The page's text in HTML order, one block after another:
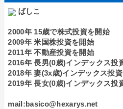
ばしこ
2000年 15歳で株式投資を開始
2009年 米国株投資を開始
2011年 不動産投資を開始
2016年 長男(0歳)インデックス投
2018年 妻(3x歳)インデックス投
2019年 長女(0歳)インデックス投
mail:basico@hexarys.net